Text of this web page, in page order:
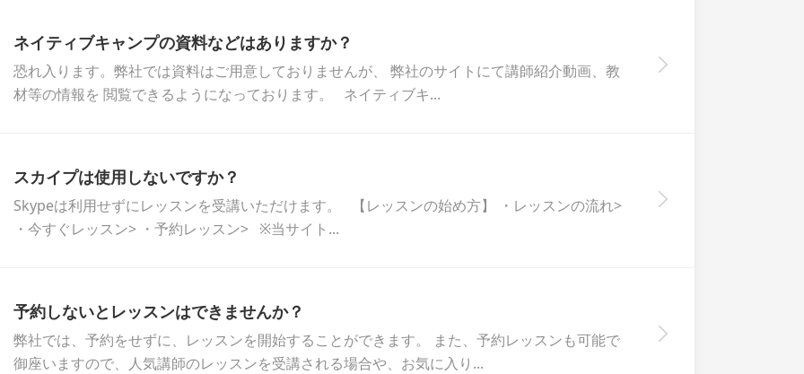
ネイティブキャンプの資料などはありますか？
恐れ入ります。弊社では資料はご用意しておりませんが、 弊社のサイトにて講師紹介動画、教
材等の情報を 閲覧できるようになっております。 ネイティブキ...
スカイプは使用しないですか？
Skypeは利用せずにレッスンを受講いただけます。 【レッスンの始め方】 ・レッスンの流れ>
・今すぐレッスン> ・予約レッスン> ※当サイト...
予約しないとレッスンはできませんか？
弊社では、予約をせずに、レッスンを開始することができます。 また、予約レッスンも可能で
御座いますので、人気講師のレッスンを受講される場合や、お気に入り...